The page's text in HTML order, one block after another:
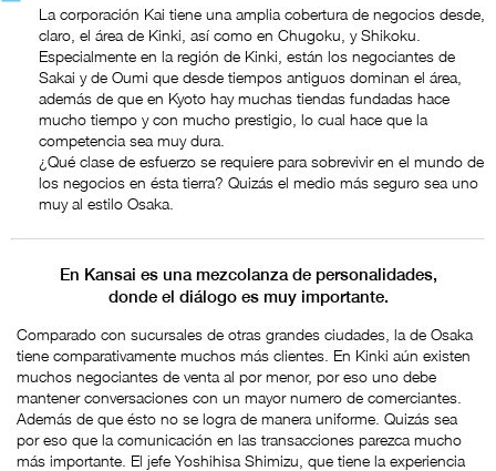
La corporación Kai tiene una amplia cobertura de negocios desde,
claro, el área de Kinki, así como en Chugoku, y Shikoku.
Especialmente en la región de Kinki, están los negociantes de
Sakai y de Oumi que desde tiempos antiguos dominan el área,
además de que en Kyoto hay muchas tiendas fundadas hace
mucho tiempo y con mucho prestigio, lo cual hace que la
competencia sea muy dura.
¿Qué clase de esfuerzo se requiere para sobrevivir en el mundo de
los negocios en ésta tierra? Quizás el medio más seguro sea uno
muy al estilo Osaka.
En Kansai es una mezcolanza de personalidades,
donde el diálogo es muy importante.
Comparado con sucursales de otras grandes ciudades, la de Osaka
tiene comparativamente muchos más clientes. En Kinki aún existen
muchos negociantes de venta al por menor, por eso uno debe
mantener conversaciones con un mayor numero de comerciantes.
Además de que ésto no se logra de manera uniforme. Quizás sea
por eso que la comunicación en las transacciones parezca mucho
más importante. El jefe Yoshihisa Shimizu, que tiene la experiencia